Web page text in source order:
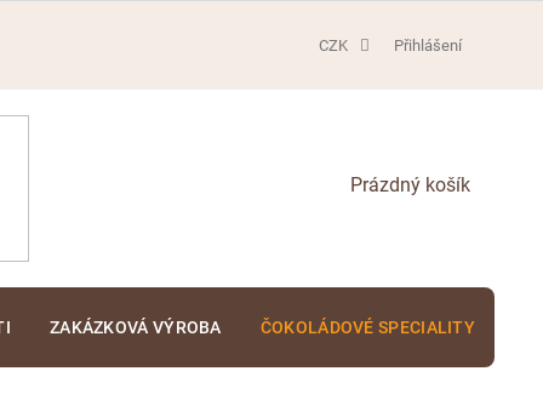
CZK Přihlášení
NÁKUPNÍ
ZAKÁZKOVÁ VÝROBA ČOKOLÁDOVÉ SPECIALITY